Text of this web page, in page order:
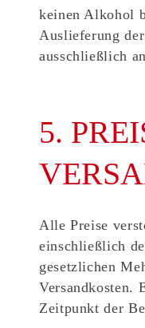
keinen Alkohol
Auslieferung
ausschließlich
5.
Alle Preise
einschließlich
gesetzlichen
Versandkosten.
Zeitpunkt der